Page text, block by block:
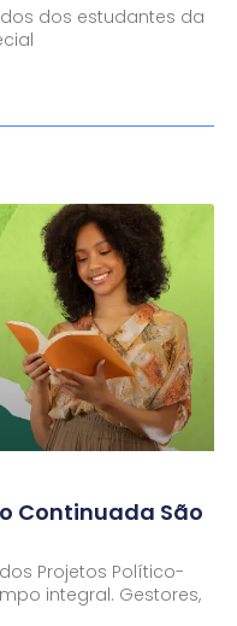
dos estudantes da
Continuada São
Projetos Político-
integral. Gestores,